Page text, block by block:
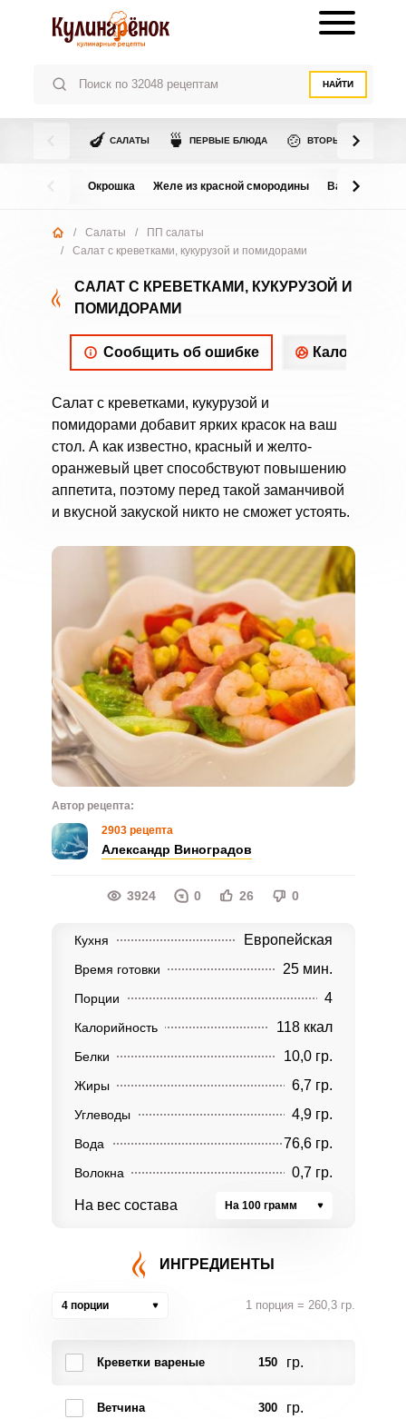
НАЙТИ
🍆 САЛАТЫ 🍵 ПЕРВЫЕ БЛЮДА 🍲 ВТОРЫЕ БЛЮДА
Окрошка Желе из красной смородины Варенье из
/ Салаты /
ПП салаты
/
Салат с креветками, кукурузой и помидорами
САЛАТ С КРЕВЕТКАМИ, КУКУРУЗОЙ И
ПОМИДОРАМИ
Сообщить об ошибке
Салат с креветками, кукурузой и
помидорами добавит ярких красок на ваш
стол. А как известно, красный и желто-
оранжевый цвет способствуют повышению
аппетита, поэтому перед такой заманчивой
и вкусной закуской никто не сможет устоять.
Автор рецепта:
2903 рецепта
Александр Виноградов
3924 0 26 0
Кухня Европейская
Время готовки 25 мин.
Порции 4
Калорийность 118 ккал
Белки 10,0 гр.
Жиры 6,7 гр.
Углеводы 4,9 гр.
Вода 76,6 гр.
Волокна 0,7 гр.
На вес состава На 100 грамм
ИНГРЕДИЕНТЫ
4 порции 1 порция = 260,3 гр.
Креветки вареные 150 гр.
Ветчина 300 гр.